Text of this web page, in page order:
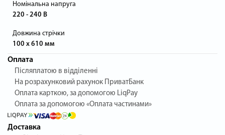
Номінальна напруга
220 - 240 В
Довжина стрічки
100 х 610 мм
Оплата
Післяплатою в відділенні
На розрахунковий рахунок ПриватБанк
Оплата карткою, за допомогою LiqPay
Оплата за допомогою «Оплата частинами»
Доставка